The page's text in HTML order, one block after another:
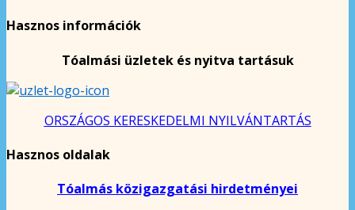
Hasznos információk
Tóalmási üzletek és nyitva tartásuk
ORSZÁGOS KERESKEDELMI NYILVÁNTARTÁS
Hasznos oldalak
Tóalmás közigazgatási hirdetményei